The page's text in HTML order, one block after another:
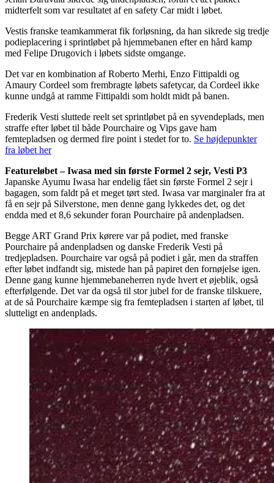
midterfelt som var resultatet af en safety Car midt i løbet.
Vestis franske teamkammerat fik forløsning, da han sikrede sig tredje
podieplacering i sprintløbet på hjemmebanen efter en hård kamp
med Felipe Drugovich i løbets sidste omgange.
Det var en kombination af Roberto Merhi, Enzo Fittipaldi og
Amaury Cordeel som frembragte løbets safetycar, da Cordeel ikke
kunne undgå at ramme Fittipaldi som holdt midt på banen.
Frederik Vesti sluttede reelt set sprintløbet på en syvendeplads, men
straffe efter løbet til både Pourchaire og Vips gave ham
femtepladsen og dermed fire point i stedet for to. Se højdepunkter
fra løbet her
Featureløbet – Iwasa med sin første Formel 2 sejr, Vesti P3
Japanske Ayumu Iwasa har endelig fået sin første Formel 2 sejr i
bagagen, som faldt på et meget tørt sted. Iwasa var marginaler fra at
få en sejr på Silverstone, men denne gang lykkedes det, og det
endda med et 8,6 sekunder foran Pourchaire på andenpladsen.
Begge ART Grand Prix kørere var på podiet, med franske
Pourchaire på andenpladsen og danske Frederik Vesti på
tredjepladsen. Pourchaire var også på podiet i går, men da straffen
efter løbet indfandt sig, mistede han på papiret den fornøjelse igen.
Denne gang kunne hjemmebaneherren nyde hvert et øjeblik, også
efterfølgende. Det var da også til stor jubel for de franske tilskuere,
at de så Pourchaire kæmpe sig fra femtepladsen i starten af løbet, til
slutteligt en andenplads.